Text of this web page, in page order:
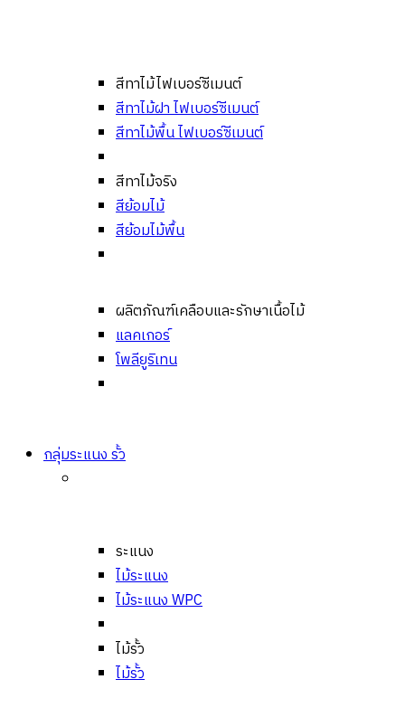
สีทาไม้ไฟเบอร์ซีเมนต์
สีทาไม้ฝา ไฟเบอร์ซีเมนต์
สีทาไม้พื้น ไฟเบอร์ซีเมนต์
สีทาไม้จริง
สีย้อมไม้
สีย้อมไม้พื้น
ผลิตภัณฑ์เคลือบและรักษาเนื้อไม้
แลคเกอร์
โพลียูริเทน
กลุ่มระแนง รั้ว
ระแนง
ไม้ระแนง
ไม้ระแนง WPC
ไม้รั้ว
ไม้รั้ว